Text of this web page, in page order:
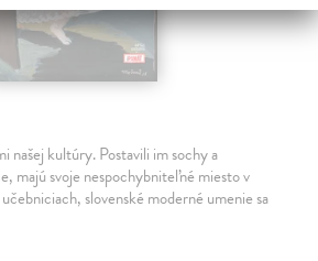
našej kultúry. Postavili im sochy a
majú svoje nespochybniteľné miesto v
slovenské moderné umenie sa